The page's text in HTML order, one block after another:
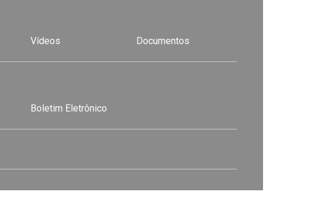
Vídeos Documentos
Boletim Eletrônico